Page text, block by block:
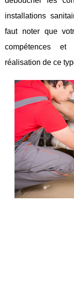
installations
faut noter que
compétences et
réalisation de ce